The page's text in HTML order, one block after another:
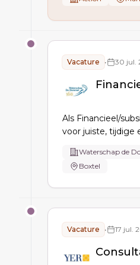
tussen
Vacature • 30 jul.
Als Financieel/
voor juiste, tijdige
controle van
bewaking van
Waterschap de
Boxtel
Vacature • 17 jul.